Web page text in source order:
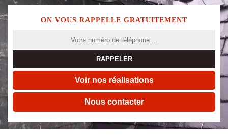
ON VOUS RAPPELLE GRATUITEMENT
Voir nos réalisations
Nous contacter